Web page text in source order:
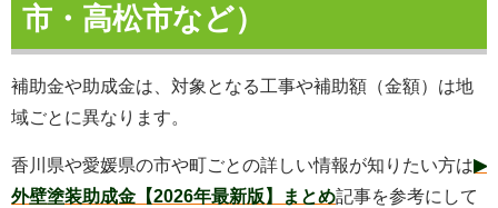
市・高松市など）
補助金や助成金は、対象となる工事や補助額（金額）は地
域ごとに異なります。
香川県や愛媛県の市や町ごとの詳しい情報が知りたい方は▶
外壁塗装助成金【2026年最新版】まとめ記事を参考にして